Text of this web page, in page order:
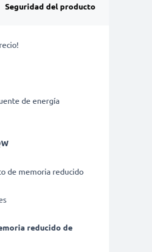
Seguridad del producto
de energía
de memoria reducido
reducido de